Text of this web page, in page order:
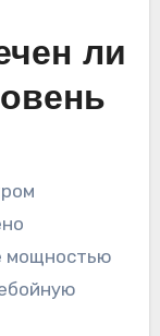
ли
мощностью